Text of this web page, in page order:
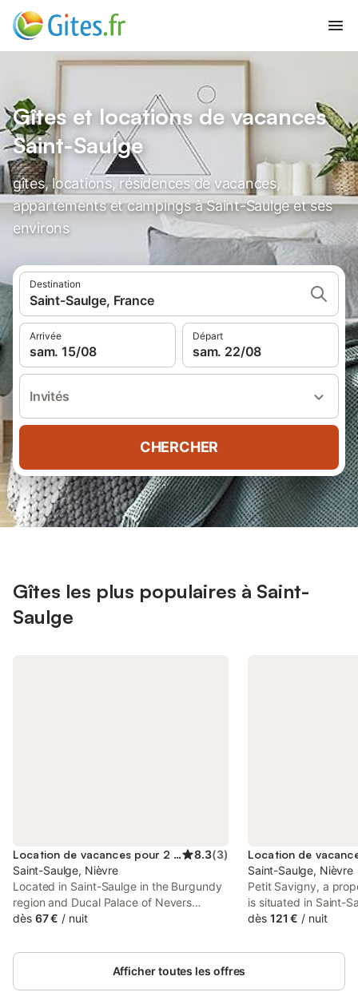
Gîtes et locations de vacances
Saint-Saulge
gîtes, locations, résidences de vacances,
appartements et campings à Saint-Saulge et ses
environs
Destination
Saint-Saulge, France
Arrivée
sam. 15/08
Départ
sam. 22/08
Invités
CHERCHER
Gîtes les plus populaires à Saint-
Saulge
Location de vacances pour 2 personnes 8.3(3)
Saint-Saulge, Nièvre
Located in Saint-Saulge in the Burgundy
region and Ducal Palace of Nevers
reachable within 33 km, Le Beauvais, son
provides accommodation with free WiFi,
a children's playground, a garden and
dès 67 € / nuit
Saint-Saulge, Nièvre
Petit Savigny, a
is situated in Saint-
Nevers Train
from Nevers
dès 121 € / nuit
Afficher toutes les offres